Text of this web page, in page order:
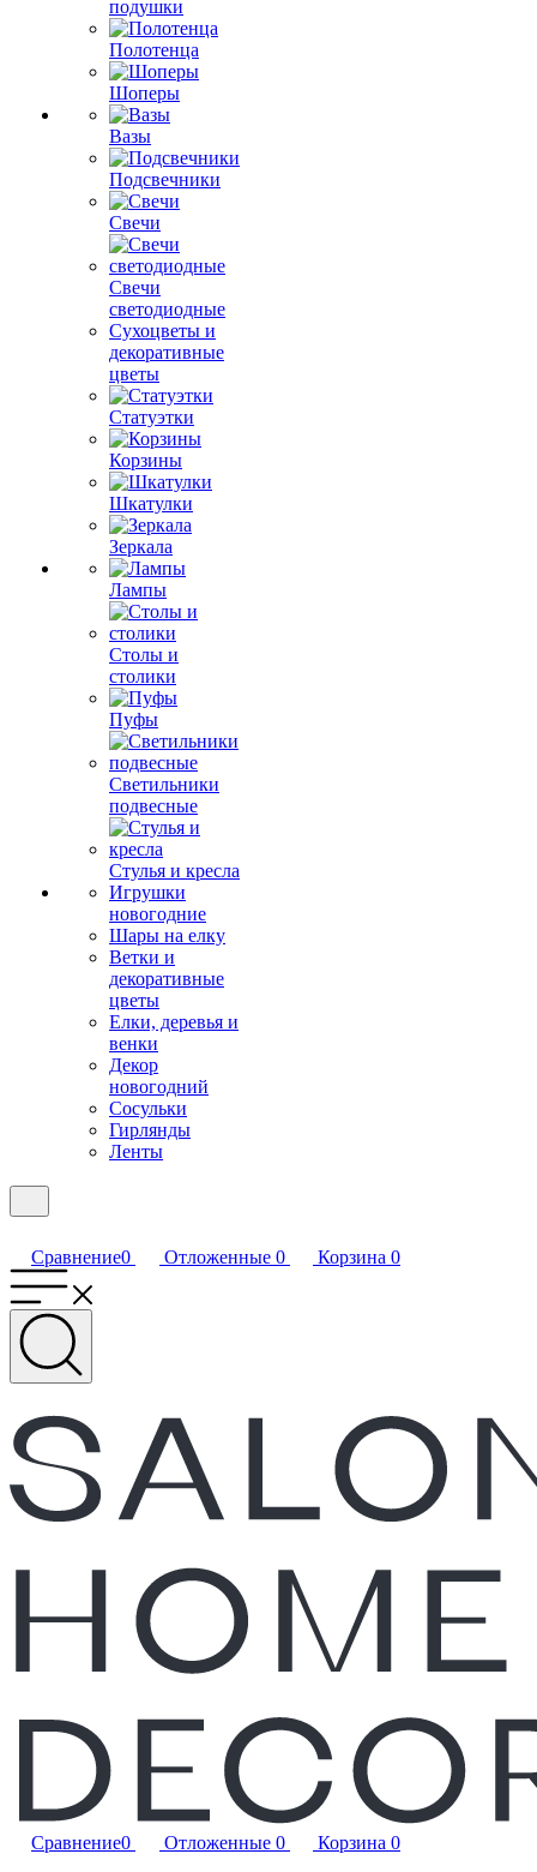
подушки
Полотенца
Шоперы
Вазы
Подсвечники
Свечи
Свечи
светодиодные
Сухоцветы и
декоративные
цветы
Статуэтки
Корзины
Шкатулки
Зеркала
Лампы
Столы и
столики
Пуфы
Светильники
подвесные
Стулья и кресла
Игрушки
новогодние
Шары на елку
Ветки и
декоративные
цветы
Елки, деревья и
венки
Декор
новогодний
Сосульки
Гирлянды
Ленты
Сравнение0 Отложенные 0 Корзина 0
Сравнение0 Отложенные 0 Корзина 0